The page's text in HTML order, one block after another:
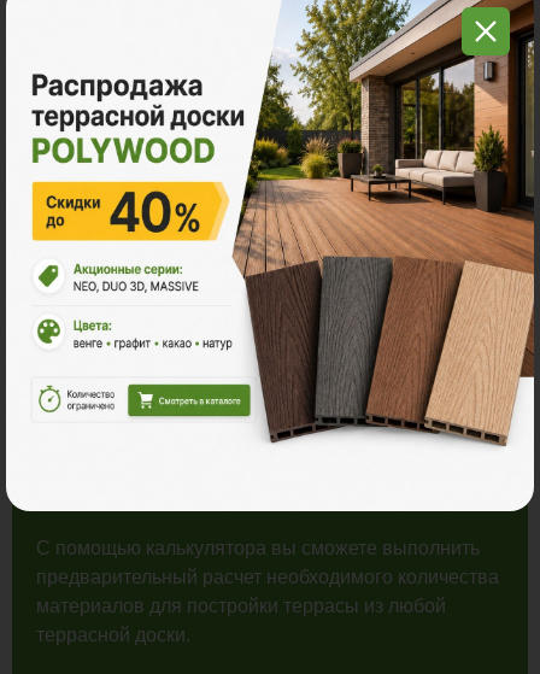
Новинки
Рассчитайте количество
С помощью калькулятора вы сможете выполнить
предварительный расчет необходимого количества
материалов для постройки террасы из любой
террасной доски.